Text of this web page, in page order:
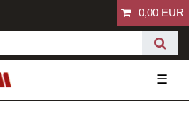
0,00 EUR
☰